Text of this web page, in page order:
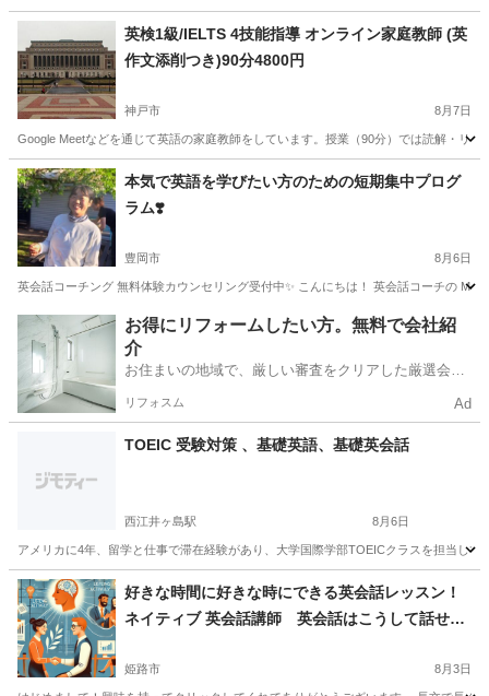
英検1級/IELTS 4技能指導 オンライン家庭教師 (英
作文添削つき)90分4800円
神戸市 8月7日
Google Meetなどを通じて英語の家庭教師をしています。授業（90分）では読解・リ
兵庫 神戸市 英検 世界史
本気で英語を学びたい方のための短期集中プログ
ラム❣️
豊岡市 8月6日
英会話コーチング 無料体験カウンセリング受付中✨ こんにちは！ 英会話コーチの
兵庫 豊岡市 英語 コーチング
お得にリフォームしたい方。無料で会社紹
介
お住まいの地域で、厳しい審査をクリアした厳選会社
リフォスム Ad
TOEIC 受験対策 、基礎英語、基礎英会話
西江井ヶ島駅 8月6日
アメリカに4年、留学と仕事で滞在経験があり、大学国際学部TOEICクラスを担当し
兵庫 明石市 西江井ヶ島駅 TOEIC(R)テスト TOEIC
好きな時間に好きな時にできる英会話レッスン！
ネイティブ 英会話講師 英会話はこうして話せよ
姫路市 8月3日